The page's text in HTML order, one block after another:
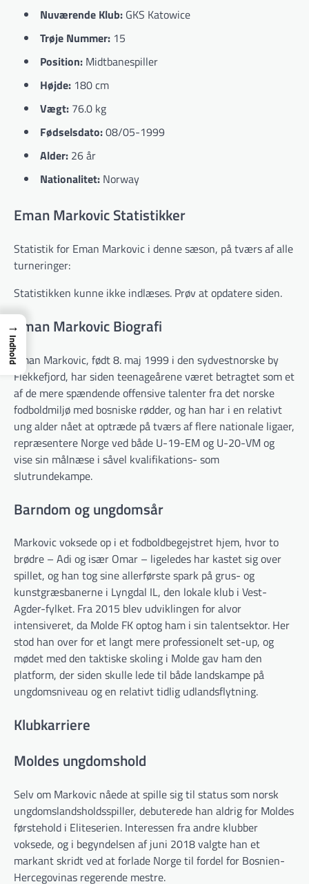
Nuværende Klub: GKS Katowice
Trøje Nummer: 15
Position: Midtbanespiller
Højde: 180 cm
Vægt: 76.0 kg
Fødselsdato:08/05-1999
Alder: 26 år
Nationalitet: Norway
Eman Markovic Statistikker
Statistik for Eman Markovic i denne sæson, på tværs af alle
turneringer:
Statistikken kunne ikke indlæses. Prøv at opdatere siden.
Eman Markovic Biografi
Eman Markovic, født 8. maj 1999 i den sydvestnorske by
Flekkefjord, har siden teenageårene været betragtet som et
af de mere spændende offensive talenter fra det norske
fodboldmiljø med bosniske rødder, og han har i en relativt
ung alder nået at optræde på tværs af flere nationale ligaer,
repræsentere Norge ved både U-19-EM og U-20-VM og
vise sin målnæse i såvel kvalifikations- som
slutrundekampe.
Barndom og ungdomsår
Markovic voksede op i et fodboldbegejstret hjem, hvor to
brødre – Adi og især Omar – ligeledes har kastet sig over
spillet, og han tog sine allerførste spark på grus- og
kunstgræsbanerne i Lyngdal IL, den lokale klub i Vest-
Agder-fylket. Fra 2015 blev udviklingen for alvor
intensiveret, da Molde FK optog ham i sin talentsektor. Her
stod han over for et langt mere professionelt set-up, og
mødet med den taktiske skoling i Molde gav ham den
platform, der siden skulle lede til både landskampe på
ungdomsniveau og en relativt tidlig udlandsflytning.
Klubkarriere
Moldes ungdomshold
Selv om Markovic nåede at spille sig til status som norsk
ungdomslandsholdsspiller, debuterede han aldrig for Moldes
førstehold i Eliteserien. Interessen fra andre klubber
voksede, og i begyndelsen af juni 2018 valgte han et
markant skridt ved at forlade Norge til fordel for Bosnien-
Hercegovinas regerende mestre.
→
Indhold